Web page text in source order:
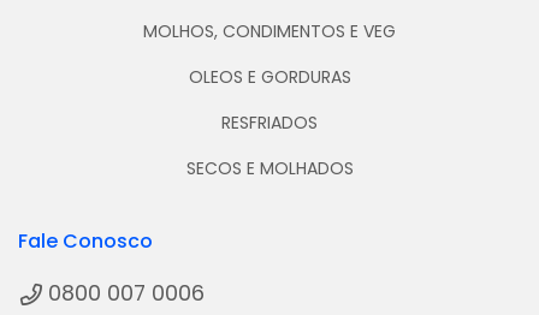
MOLHOS, CONDIMENTOS E VEG
OLEOS E GORDURAS
RESFRIADOS
SECOS E MOLHADOS
Fale Conosco
0800 007 0006